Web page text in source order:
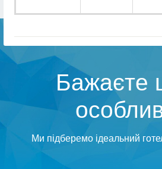
Бажаєте
Ми підберемо ідеальний